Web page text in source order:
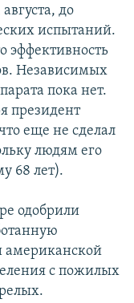
до
испытаний.
эффективность
Независимых
пока нет.
президент
еще не сделал
людям его
68 лет).
одобрили
американской
с пожилых